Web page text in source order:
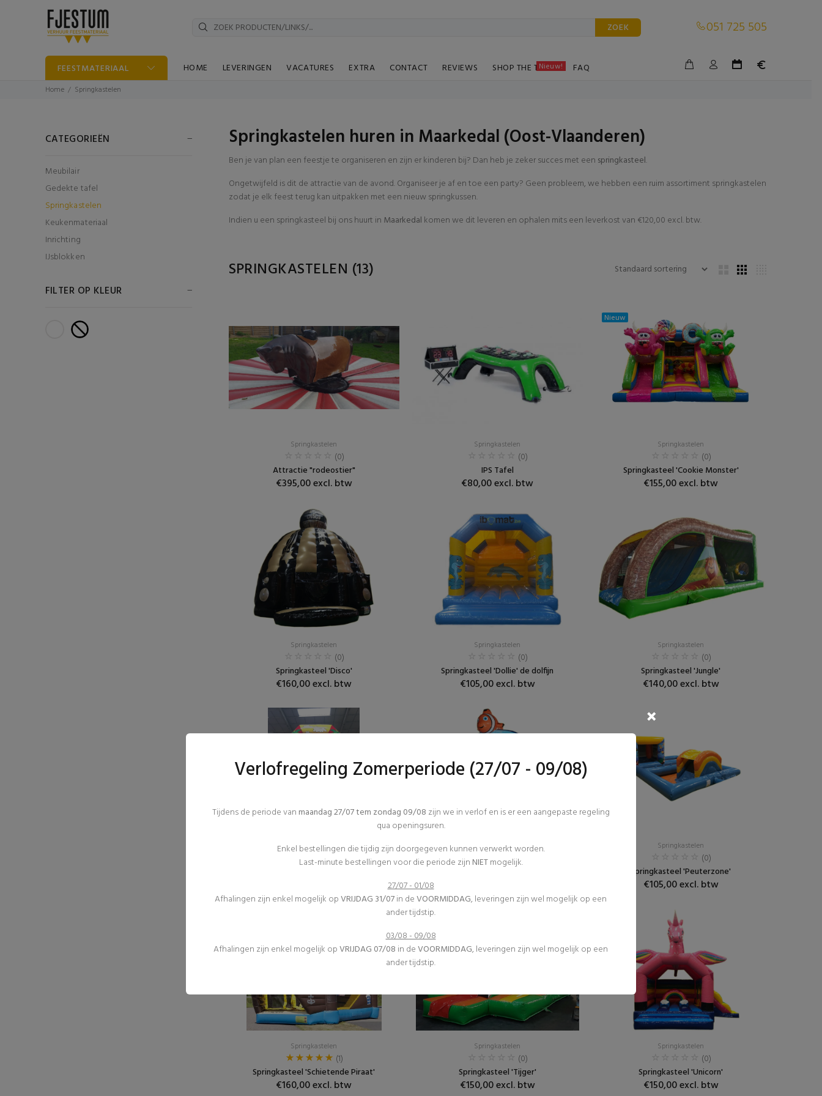
ZOEK 051 725 505
FEESTMATERIAAL HOME LEVERINGEN VACATURES EXTRA CONTACT REVIEWS SHOP THE TABLE
Nieuw! FAQ
Home Springkastelen
CATEGORIEËN
Meubilair
Gedekte tafel
Springkastelen
Keukenmateriaal
Inrichting
IJsblokken
FILTER OP KLEUR
Springkastelen huren in Maarkedal (Oost-Vlaanderen)
Ben je van plan een feestje te organiseren en zijn er kinderen bij? Dan heb je zeker succes met een springkasteel.
Ongetwijfeld is dit de attractie van de avond. Organiseer je af en toe een party? Geen probleem, we hebben een ruim assortiment springkastelen
zodat je elk feest terug kan uitpakken met een nieuw springkussen.
Indien u een springkasteel bij ons huurt in Maarkedal komen we dit leveren en ophalen mits een leverkost van €120,00 excl. btw.
SPRINGKASTELEN (13)
Springkastelen
(0)
Attractie "rodeostier"
€395,00 excl. btw
Springkastelen
(0)
IPS Tafel
€80,00 excl. btw
Nieuw
Springkastelen
(0)
Springkasteel 'Cookie Monster'
€155,00 excl. btw
Springkastelen
(0)
Springkasteel 'Disco'
€160,00 excl. btw
Springkastelen
(0)
Springkasteel 'Dollie' de dolfijn
€105,00 excl. btw
Springkastelen
(0)
Springkasteel 'Jungle'
€140,00 excl. btw
Springkastelen
(0)
Springkastelen
(0)
Springkastelen
(0)
Springkasteel 'Peuterzone'
€105,00 excl. btw
Springkastelen
(1)
Springkasteel 'Schietende Piraat'
€160,00 excl. btw
Springkastelen
(0)
Springkasteel 'Tijger'
€150,00 excl. btw
Springkastelen
(0)
Springkasteel 'Unicorn'
€150,00 excl. btw
Verlofregeling Zomerperiode (27/07 - 09/08)
Tijdens de periode van maandag 27/07 tem zondag 09/08 zijn we in verlof en is er een aangepaste regeling
qua openingsuren.
Enkel bestellingen die tijdig zijn doorgegeven kunnen verwerkt worden.
Last-minute bestellingen voor die periode zijn NIETmogelijk.
27/07 - 01/08
Afhalingen zijn enkel mogelijk opVRIJDAG 31/07in deVOORMIDDAG, leveringen zijn wel mogelijk op een
ander tijdstip.
03/08 - 09/08
Afhalingen zijn enkel mogelijk opVRIJDAG 07/08 in deVOORMIDDAG, leveringen zijn wel mogelijk op een
ander tijdstip.